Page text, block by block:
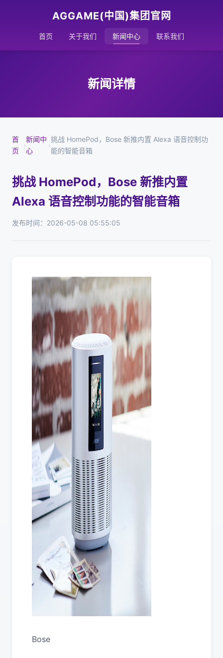
AGGAME(中国)集团官网
首页 关于我们 新闻中心 联系我们
新闻详情
首
页
›
新闻中
心
›
挑战 HomePod，Bose 新推内置 Alexa 语音控制功
能的智能音箱
挑战 HomePod，Bose 新推内置
Alexa 语音控制功能的智能音箱
发布时间：2026-05-08 05:55:05
Bose